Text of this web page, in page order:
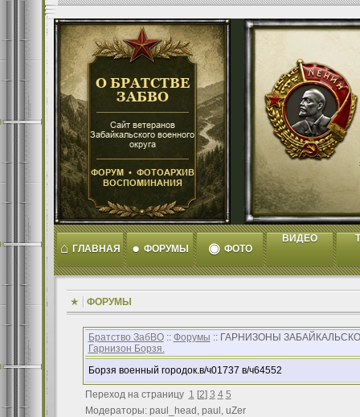
⌂ ГЛАВНАЯ ● ФОРУМЫ ◉ ФОТО
ВИДЕО
ФОРУМЫ
Братство ЗабВО:: Форумы :: ГАРНИЗОНЫ
Гарнизон Борзя.
Борзя военный городок.в/ч01737 в/ч64552
Переход на страницу 1 [2] 3 4 5
Модераторы: paul_head, paul, uZer